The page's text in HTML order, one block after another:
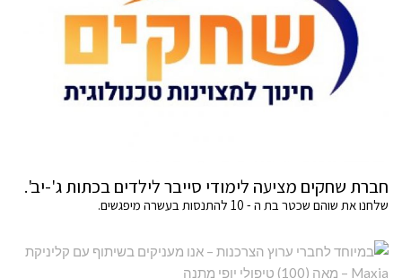
חברת שחקים מציעה לימודי סייבר לילדים בכתות ג'-יב'.
שלחנו את שוהם שכטר בת ה - 10 להתנסות בעשרה מיפגשים.